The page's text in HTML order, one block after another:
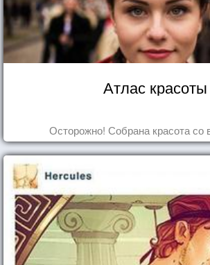
Атлас красоты
Осторожно! Собрана красота со